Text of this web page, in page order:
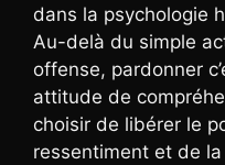
dans la psychologie
Au-delà du simple
offense, pardonner
attitude de
choisir de libérer le
ressentiment et de